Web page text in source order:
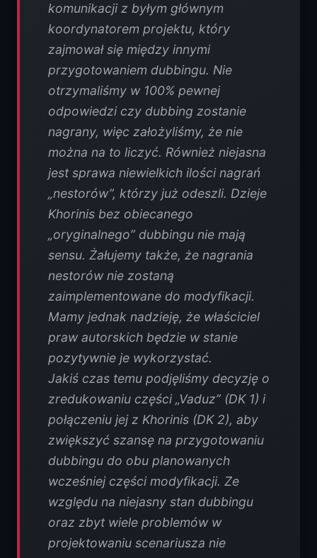
komunikacji z byłym głównym
koordynatorem projektu, który
zajmował się między innymi
przygotowaniem dubbingu. Nie
otrzymaliśmy w 100% pewnej
odpowiedzi czy dubbing zostanie
nagrany, więc założyliśmy, że nie
można na to liczyć. Również niejasna
jest sprawa niewielkich ilości nagrań
„nestorów”, którzy już odeszli. Dzieje
Khorinis bez obiecanego
„oryginalnego” dubbingu nie mają
sensu. Żałujemy także, że nagrania
nestorów nie zostaną
zaimplementowane do modyfikacji.
Mamy jednak nadzieję, że właściciel
praw autorskich będzie w stanie
pozytywnie je wykorzystać.
Jakiś czas temu podjęliśmy decyzję o
zredukowaniu części „Vaduz” (DK 1) i
połączeniu jej z Khorinis (DK 2), aby
zwiększyć szansę na przygotowaniu
dubbingu do obu planowanych
wcześniej części modyfikacji. Ze
względu na niejasny stan dubbingu
oraz zbyt wiele problemów w
projektowaniu scenariusza nie